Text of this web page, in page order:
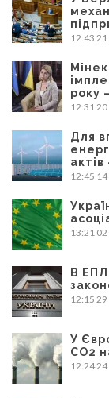
12:43 21
року
12:31 20
Для
12:45
13:21 02
В ЕПЛ
12:15
У
CO2
12:24